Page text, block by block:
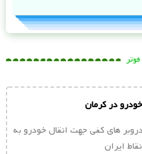
فوتر
در کرمان
های کفی جهت انقال خودرو به
ایران